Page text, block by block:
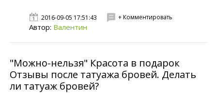
2016-09-05 17:51:43 + Комментировать
Автор: Валентин
"Можно-нельзя" Красота в подарок
Отзывы после татуажа бровей. Делать
ли татуаж бровей?